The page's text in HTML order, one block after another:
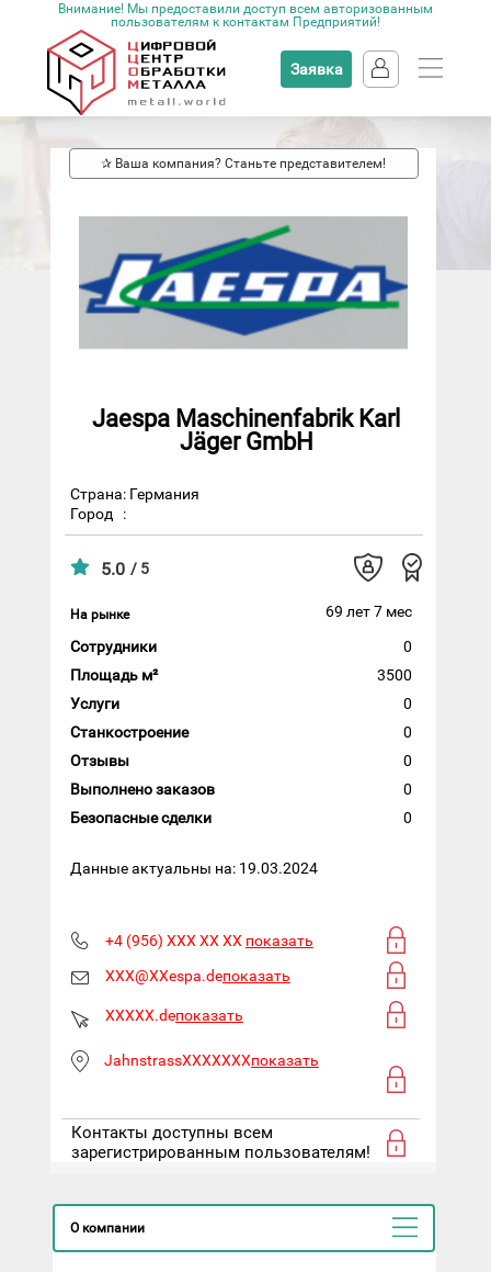
Внимание! Мы предоставили доступ всем авторизованным
пользователям к контактам Предприятий!
Заявка
✰ Ваша компания? Станьте представителем!
Jaespa Maschinenfabrik Karl
Jäger GmbH
Страна: Германия
Город
:
5.0 / 5
На рынке
69 лет 7 мес
Сотрудники
0
Площадь м²
3500
Услуги
0
Станкостроение
0
Отзывы
0
Выполнено заказов
0
Безопасные сделки
0
Данные актуальны на: 19.03.2024
+4 (956) XXX XX XX показать
XXX@XXespa.deпоказать
XXXXX.deпоказать
JahnstrassXXXXXXXпоказать
Контакты доступны всем
зарегистрированным пользователям!
О компании